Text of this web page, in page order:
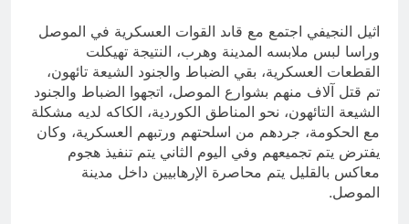
اثيل النجيفي اجتمع مع قاىد القوات العسكرية في الموصل
وراسا لبس ملابسه المدينة وهرب، النتيجة تهيكلت
القطعات العسكرية، بقي الضباط والجنود الشيعة تائهون،
تم قتل آلاف منهم بشوارع الموصل، اتجهوا الضباط والجنود
الشيعة التائهون، نحو المناطق الكوردية، الكاكه لديه مشكلة
مع الحكومة، جردهم من اسلحتهم ورتبهم العسكرية، وكان
يفترض يتم تجميعهم وفي اليوم الثاني يتم تنفيذ هجوم
معاكس بالقليل يتم محاصرة الإرهابيين داخل مدينة
الموصل.